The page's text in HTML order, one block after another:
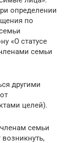
определении
по
«О статусе
семьи
другими
целей).
семьи